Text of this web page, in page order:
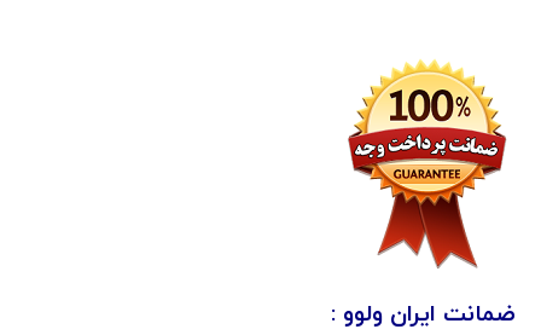
ضمانت ایران ولوو :